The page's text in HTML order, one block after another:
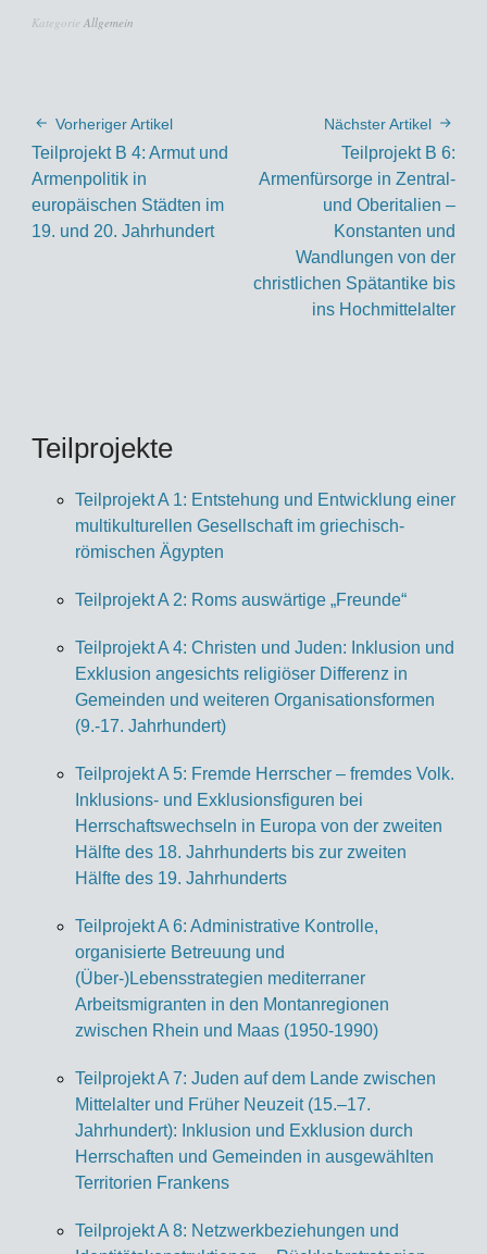
Kategorie Allgemein
Vorheriger Artikel
Teilprojekt B 4: Armut und
Armenpolitik in
europäischen Städten im
19. und 20. Jahrhundert
Nächster Artikel
Teilprojekt B 6:
Armenfürsorge in Zentral-
und Oberitalien –
Konstanten und
Wandlungen von der
christlichen Spätantike bis
ins Hochmittelalter
Teilprojekte
Teilprojekt A 1: Entstehung und Entwicklung einer
multikulturellen Gesellschaft im griechisch-
römischen Ägypten
Teilprojekt A 2: Roms auswärtige „Freunde“
Teilprojekt A 4: Christen und Juden: Inklusion und
Exklusion angesichts religiöser Differenz in
Gemeinden und weiteren Organisationsformen
(9.-17. Jahrhundert)
Teilprojekt A 5: Fremde Herrscher – fremdes Volk.
Inklusions- und Exklusionsfiguren bei
Herrschaftswechseln in Europa von der zweiten
Hälfte des 18. Jahrhunderts bis zur zweiten
Hälfte des 19. Jahrhunderts
Teilprojekt A 6: Administrative Kontrolle,
organisierte Betreuung und
(Über-)Lebensstrategien mediterraner
Arbeitsmigranten in den Montanregionen
zwischen Rhein und Maas (1950-1990)
Teilprojekt A 7: Juden auf dem Lande zwischen
Mittelalter und Früher Neuzeit (15.–17.
Jahrhundert): Inklusion und Exklusion durch
Herrschaften und Gemeinden in ausgewählten
Territorien Frankens
Teilprojekt A 8: Netzwerkbeziehungen und